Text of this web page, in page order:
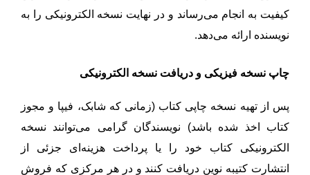
کیفیت به انجام می‌رساند و در نهایت نسخه الکترونیکی را به
نویسنده ارائه می‌دهد.
چاپ نسخه فیزیکی و دریافت نسخه الکترونیکی
پس از تهیه نسخه چاپی کتاب (زمانی که شابک، فیپا و مجوز
کتاب اخذ شده باشد) نویسندگان گرامی می‌توانند نسخه
الکترونیکی کتاب خود را یا پرداخت هزینه‌ای جزئی از
انتشارت کتیبه نوین دریافت کنند و در هر مرکزی که فروش